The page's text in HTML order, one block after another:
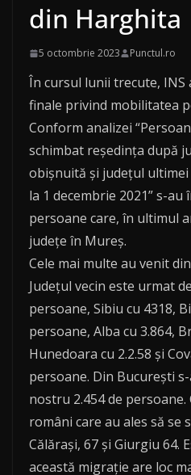
din Harghita
5 octombrie 2023 Punctul.ro
În cursul lunii trecute,
finale privind mobilitatea
Conform analizei
schimbat reședința după
obișnuită și județul
la 1 decembrie 2021” s-
persoane care, în ultimul
județe în Mureș.
Cele mai multe au venit
Județul vecin este urmat
persoane, Sibiu cu 4318,
persoane, Alba cu 3.864,
Hunedoara cu 2.2.58 și
persoane. Din București
nostru 2.454 de
români care au ales să se
Călărași, 67 și Giurgiu 64.
această migrație are loc